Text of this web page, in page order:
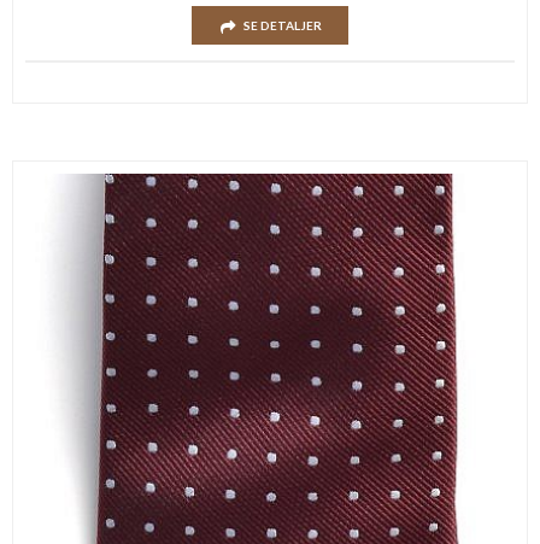
SE DETALJER